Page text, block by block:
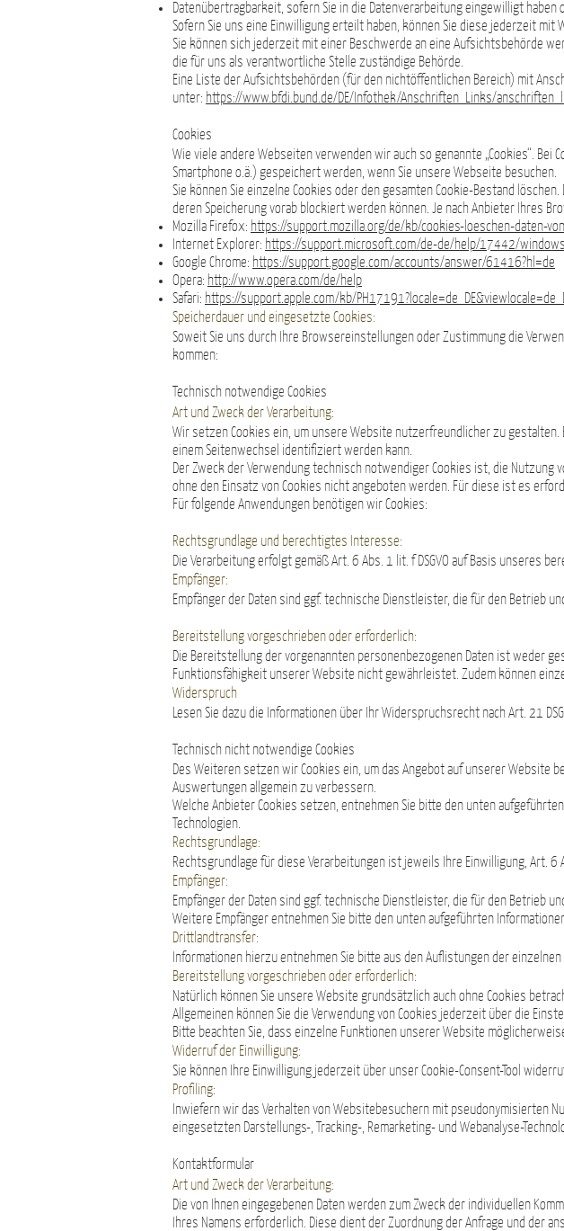
Datenübertragbarkeit, sofern Sie in die Datenverarbeitung eingewilligt haben
Sofern Sie uns eine Einwilligung erteilt haben, können Sie diese jederzeit mit
Sie können sich jederzeit mit einer Beschwerde an eine Aufsichtsbehörde
die für uns als verantwortliche Stelle zuständige Behörde.
Eine Liste der Aufsichtsbehörden (für den nichtöffentlichen Bereich) mit
unter: https://www.bfdi.bund.de/DE/Infothek/Anschriften_Links/
Cookies
Wie viele andere Webseiten verwenden wir auch so genannte „Cookies“.
Smartphone o.ä.) gespeichert werden, wenn Sie unsere Webseite besuchen.
Sie können Sie einzelne Cookies oder den gesamten Cookie-Bestand
deren Speicherung vorab blockiert werden können. Je nach Anbieter Ihres
Mozilla Firefox: https://support.mozilla.org/de/kb/cookies-loeschen-daten-
Internet Explorer: https://support.microsoft.com/de-de/help/17442/
Google Chrome: https://support.google.com/accounts/answer/61416?hl=de
Opera: http://www.opera.com/de/help
Safari: https://support.apple.com/kb/
Speicherdauer und eingesetzte Cookies:
Soweit Sie uns durch Ihre Browsereinstellungen oder Zustimmung die
kommen:
Technisch notwendige Cookies
Art und Zweck der Verarbeitung:
Wir setzen Cookies ein, um unsere Website nutzerfreundlicher zu
einem Seitenwechsel identifiziert werden kann.
Der Zweck der Verwendung technisch notwendiger Cookies ist, die
ohne den Einsatz von Cookies nicht angeboten werden. Für diese ist es
Für folgende Anwendungen benötigen wir Cookies:
Rechtsgrundlage und berechtigtes Interesse:
Die Verarbeitung erfolgt gemäß Art. 6 Abs. 1 lit. f DSGVO auf Basis unseres
Empfänger:
Empfänger der Daten sind ggf. technische Dienstleister, die für den Betrieb
Bereitstellung vorgeschrieben oder erforderlich:
Die Bereitstellung der vorgenannten personenbezogenen Daten ist weder
Funktionsfähigkeit unserer Website nicht gewährleistet. Zudem können
Widerspruch
Lesen Sie dazu die Informationen über Ihr Widerspruchsrecht nach Art. 21
Technisch nicht notwendige Cookies
Des Weiteren setzen wir Cookies ein, um das Angebot auf unserer
Auswertungen allgemein zu verbessern.
Welche Anbieter Cookies setzen, entnehmen Sie bitte den unten
Technologien.
Rechtsgrundlage:
Rechtsgrundlage für diese Verarbeitungen ist jeweils Ihre Einwilligung, Art. 6
Empfänger:
Empfänger der Daten sind ggf. technische Dienstleister, die für den Betrieb
Weitere Empfänger entnehmen Sie bitte den unten aufgeführten
Drittlandtransfer:
Informationen hierzu entnehmen Sie bitte aus den Auflistungen der
Bereitstellung vorgeschrieben oder erforderlich:
Natürlich können Sie unsere Website grundsätzlich auch ohne Cookies
Allgemeinen können Sie die Verwendung von Cookies jederzeit über die
Bitte beachten Sie, dass einzelne Funktionen unserer Website
Widerruf der Einwilligung:
Sie können Ihre Einwilligung jederzeit über unser Cookie-Consent-Tool
Profiling:
Inwiefern wir das Verhalten von Websitebesuchern mit pseudonymisierten
eingesetzten Darstellungs-, Tracking-, Remarketing- und Webanalyse-
Kontaktformular
Art und Zweck der Verarbeitung:
Die von Ihnen eingegebenen Daten werden zum Zweck der individuellen
Ihres Namens erforderlich. Diese dient der Zuordnung der Anfrage und der